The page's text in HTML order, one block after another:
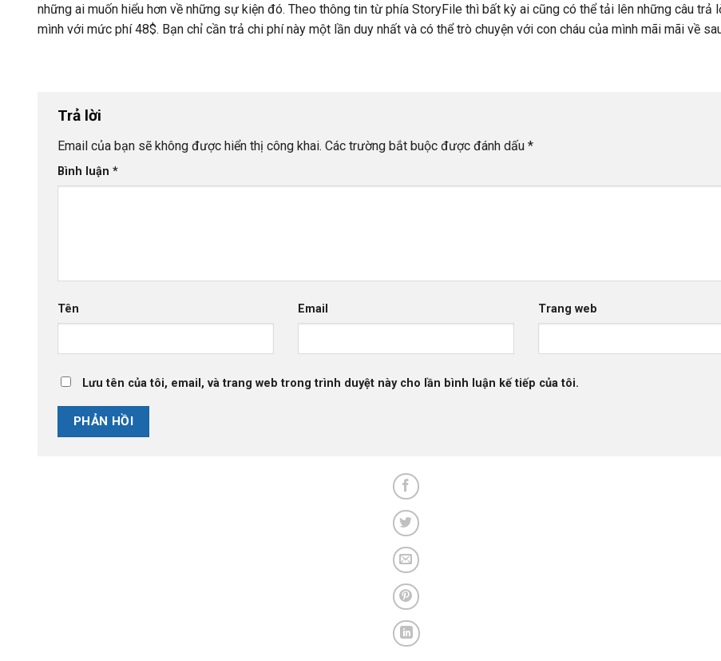
những ai muốn hiểu hơn về những sự kiện đó. Theo thông tin từ phía StoryFile thì bất kỳ ai cũng có thể tải lên những câu trả
mình với mức phí 48$. Bạn chỉ cần trả chi phí này một lần duy nhất và có thể trò chuyện với con cháu của mình mãi mãi về
Trả lời
Email của bạn sẽ không được hiển thị công khai. Các trường bắt buộc được đánh dấu *
Bình luận *
Tên Email Trang web
Lưu tên của tôi, email, và trang web trong trình duyệt này cho lần bình luận kế tiếp của tôi.